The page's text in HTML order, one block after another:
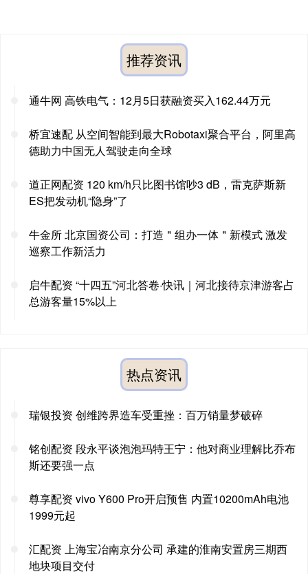
推荐资讯
通牛网 高铁电气：12月5日获融资买入162.44万元
桥宜速配 从空间智能到最大Robotaxi聚合平台，阿里高
德助力中国无人驾驶走向全球
道正网配资 120 km/h只比图书馆吵3 dB，雷克萨斯新
ES把发动机“隐身”了
牛金所 北京国资公司：打造＂组办一体＂新模式 激发
巡察工作新活力
启牛配资 “十四五”河北答卷·快讯｜河北接待京津游客占
总游客量15%以上
热点资讯
瑞银投资 创维跨界造车受重挫：百万销量梦破碎
铭创配资 段永平谈泡泡玛特王宁：他对商业理解比乔布
斯还要强一点
尊享配资 vivo Y600 Pro开启预售 内置10200mAh电池
1999元起
汇配资 上海宝冶南京分公司 承建的淮南安置房三期西
地块项目交付